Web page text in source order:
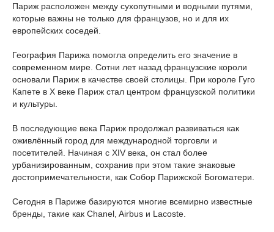
Париж расположен между сухопутными и водными путями,
которые важны не только для французов, но и для их
европейских соседей.
География Парижа помогла определить его значение в
современном мире. Сотни лет назад французские короли
основали Париж в качестве своей столицы. При короле Гуго
Капете в X веке Париж стал центром французской политики
и культуры.
В последующие века Париж продолжал развиваться как
оживлённый город для международной торговли и
посетителей. Начиная с XIV века, он стал более
урбанизированным, сохранив при этом такие знаковые
достопримечательности, как Собор Парижской Богоматери.
Сегодня в Париже базируются многие всемирно известные
бренды, такие как Chanel, Airbus и Lacoste.